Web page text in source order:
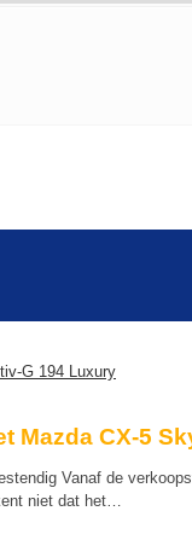
Mazda CX-5
Vanaf de
niet dat het…